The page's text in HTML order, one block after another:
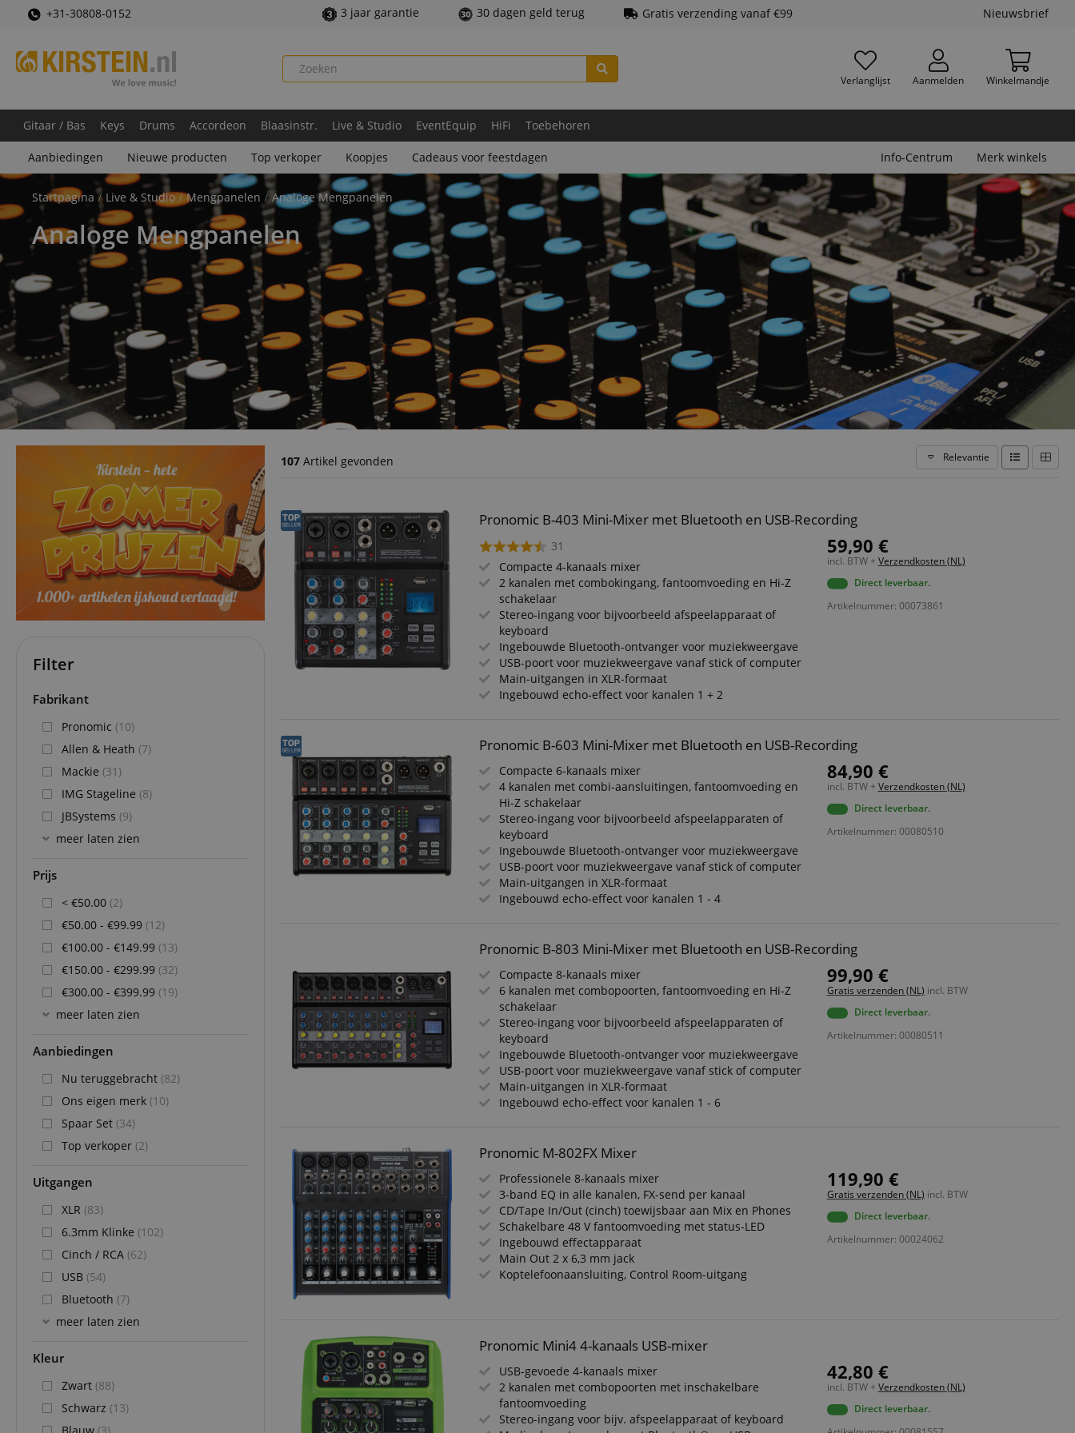
+31-30808-0152 3 jaar garantie 30 dagen geld terug Gratis verzending vanaf €99 Nieuwsbrief
Verlanglijst Aanmelden Winkelmandje
Gitaar / Bas Keys Drums Accordeon Blaasinstr. Live & Studio EventEquip HiFi Toebehoren
Aanbiedingen Nieuwe producten Top verkoper Koopjes Cadeaus voor feestdagen Info-Centrum Merk winkels
Startpagina Live & Studio Mengpanelen Analoge Mengpanelen
Analoge Mengpanelen
107 Artikel gevonden Relevantie
Pronomic B-403 Mini-Mixer met Bluetooth en USB-Recording
31
Compacte 4-kanaals mixer
2 kanalen met combokingang, fantoomvoeding en Hi-Z
schakelaar
Stereo-ingang voor bijvoorbeeld afspeelapparaat of
keyboard
Ingebouwde Bluetooth-ontvanger voor muziekweergave
USB-poort voor muziekweergave vanaf stick of computer
Main-uitgangen in XLR-formaat
Ingebouwd echo-effect voor kanalen 1 + 2
59,90 €
incl. BTW + Verzendkosten (NL)
Direct leverbaar.
Artikelnummer: 00073861
Pronomic B-603 Mini-Mixer met Bluetooth en USB-Recording
Compacte 6-kanaals mixer
4 kanalen met combi-aansluitingen, fantoomvoeding en
Hi-Z schakelaar
Stereo-ingang voor bijvoorbeeld afspeelapparaten of
keyboard
Ingebouwde Bluetooth-ontvanger voor muziekweergave
USB-poort voor muziekweergave vanaf stick of computer
Main-uitgangen in XLR-formaat
Ingebouwd echo-effect voor kanalen 1 - 4
84,90 €
incl. BTW + Verzendkosten (NL)
Direct leverbaar.
Artikelnummer: 00080510
Pronomic B-803 Mini-Mixer met Bluetooth en USB-Recording
Compacte 8-kanaals mixer
6 kanalen met combopoorten, fantoomvoeding en Hi-Z
schakelaar
Stereo-ingang voor bijvoorbeeld afspeelapparaten of
keyboard
Ingebouwde Bluetooth-ontvanger voor muziekweergave
USB-poort voor muziekweergave vanaf stick of computer
Main-uitgangen in XLR-formaat
Ingebouwd echo-effect voor kanalen 1 - 6
99,90 €
Gratis verzenden (NL) incl. BTW
Direct leverbaar.
Artikelnummer: 00080511
Pronomic M-802FX Mixer
Professionele 8-kanaals mixer
3-band EQ in alle kanalen, FX-send per kanaal
CD/Tape In/Out (cinch) toewijsbaar aan Mix en Phones
Schakelbare 48 V fantoomvoeding met status-LED
Ingebouwd effectapparaat
Main Out 2 x 6,3 mm jack
Koptelefoonaansluiting, Control Room-uitgang
119,90 €
Gratis verzenden (NL) incl. BTW
Direct leverbaar.
Artikelnummer: 00024062
Pronomic Mini4 4-kanaals USB-mixer
USB-gevoede 4-kanaals mixer
2 kanalen met combopoorten met inschakelbare
fantoomvoeding
Stereo-ingang voor bijv. afspeelapparaat of keyboard
42,80 €
incl. BTW + Verzendkosten (NL)
Direct leverbaar.
Filter
Fabrikant
Pronomic (10)
Allen & Heath (7)
Mackie (31)
IMG Stageline (8)
JBSystems (9)
meer laten zien
Prijs
< €50.00 (2)
€50.00 - €99.99 (12)
€100.00 - €149.99 (13)
€150.00 - €299.99 (32)
€300.00 - €399.99 (19)
meer laten zien
Aanbiedingen
Nu teruggebracht (82)
Ons eigen merk (10)
Spaar Set (34)
Top verkoper (2)
Uitgangen
XLR (83)
6.3mm Klinke (102)
Cinch / RCA (62)
USB (54)
Bluetooth (7)
meer laten zien
Kleur
Zwart (88)
Schwarz (13)
Blauw (3)